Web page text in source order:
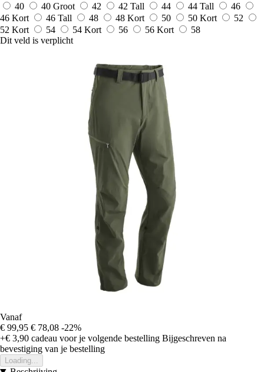
40 40 Groot 42 42 Tall 44 44 Tall
46
46 Kort
46 Tall 48 48 Kort 50 50 Kort
52
52 Kort
54 54 Kort 56 56 Kort
58
Dit veld is verplicht
Vanaf
€ 99,95 € 78,08 -22%
+€ 3,90 cadeau voor je volgende bestelling Bijgeschreven na
bevestiging van je bestelling
Loading...